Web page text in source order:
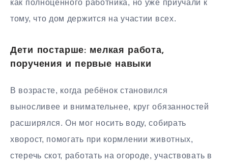
как полноценного работника, но уже приучали к
тому, что дом держится на участии всех.
Дети постарше: мелкая работа,
поручения и первые навыки
В возрасте, когда ребёнок становился
выносливее и внимательнее, круг обязанностей
расширялся. Он мог носить воду, собирать
хворост, помогать при кормлении животных,
стеречь скот, работать на огороде, участвовать в